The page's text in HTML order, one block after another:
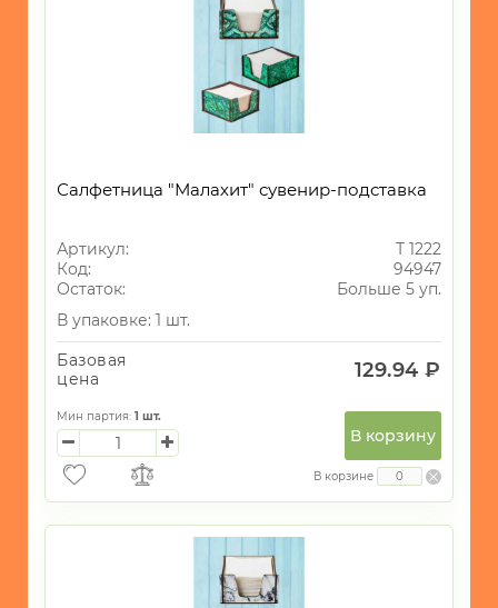
Салфетница "Малахит" сувенир-подставка
Артикул:
Т 1222
Код:
94947
Остаток:
Больше 5 уп.
В упаковке: 1 шт.
Базовая
цена
129.94 ₽
Мин партия: 1 шт.
В корзину
В корзине